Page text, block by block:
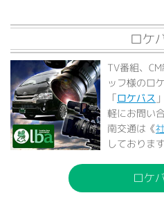
ロケ
TV番組、
ッフ様のロ
「ロケバス
軽にお問い
南交通は《
しております
ロケ